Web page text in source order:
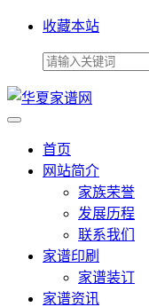
收藏本站
首页
网站简介
家族荣誉
发展历程
联系我们
家谱印刷
家谱装订
家谱资讯